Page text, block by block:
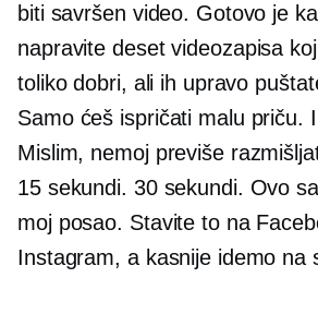
biti savršen video. Gotovo je
napravite deset videozapisa
toliko dobri, ali ih upravo
Samo ćeš ispričati malu priču.
Mislim, nemoj previše
15 sekundi. 30 sekundi. Ovo
moj posao. Stavite to na
Instagram, a kasnije idemo na